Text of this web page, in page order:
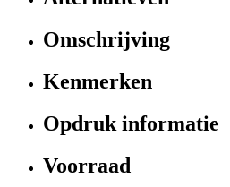
Omschrijving
Kenmerken
Opdruk informatie
Voorraad